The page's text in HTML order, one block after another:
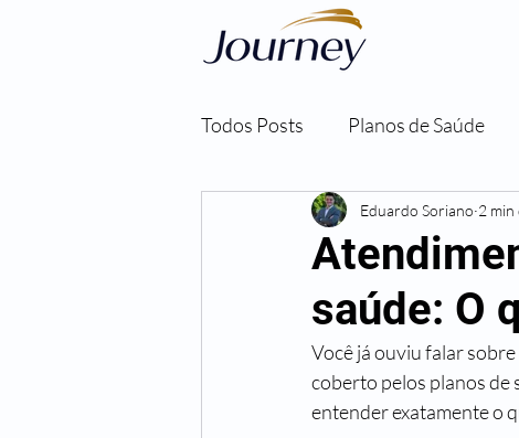
Todos Posts Planos de Saúde
saúde: O
Eduardo Soriano 2 min
Você já ouviu falar
coberto pelos planos de
entender exatamente o